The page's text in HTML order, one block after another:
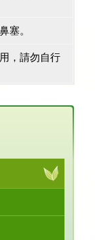
塞。
，請勿自行